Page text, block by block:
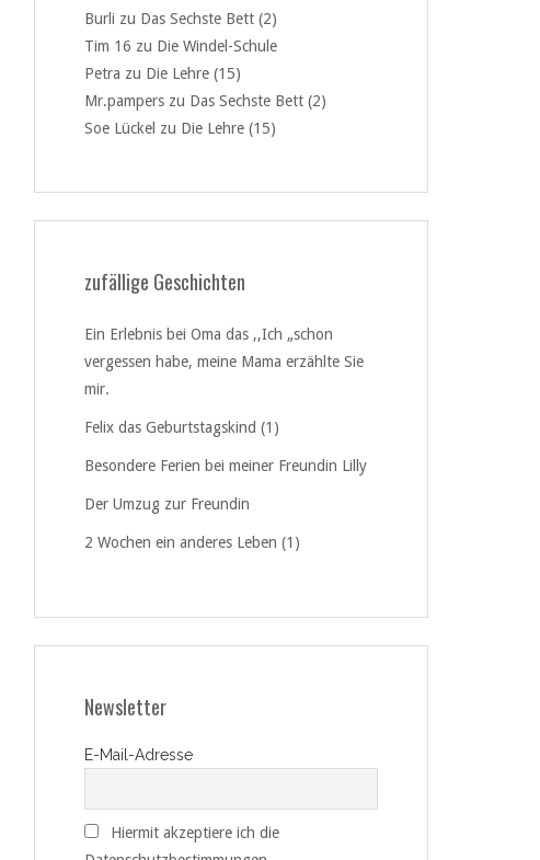
Burli zu Das Sechste Bett (2)
Tim 16 zu Die Windel-Schule
Petra zu Die Lehre (15)
Mr.pampers zu Das Sechste Bett (2)
Soe Lückel zu Die Lehre (15)
zufällige Geschichten
Ein Erlebnis bei Oma das ,,Ich „schon
vergessen habe, meine Mama erzählte Sie
mir.
Felix das Geburtstagskind (1)
Besondere Ferien bei meiner Freundin Lilly
Der Umzug zur Freundin
2 Wochen ein anderes Leben (1)
Newsletter
E-Mail-Adresse
Hiermit akzeptiere ich die